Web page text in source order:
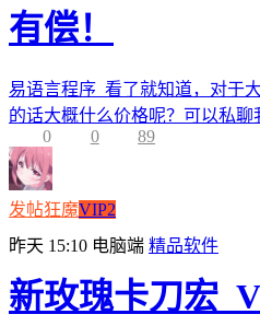
有偿！
易语言程序 看了就知道，对于
的话大概什么价格呢？可以私聊
0
0 89
发帖狂魔VIP2
昨天 15:10 电脑端 精品软件
新玫瑰卡刀宏